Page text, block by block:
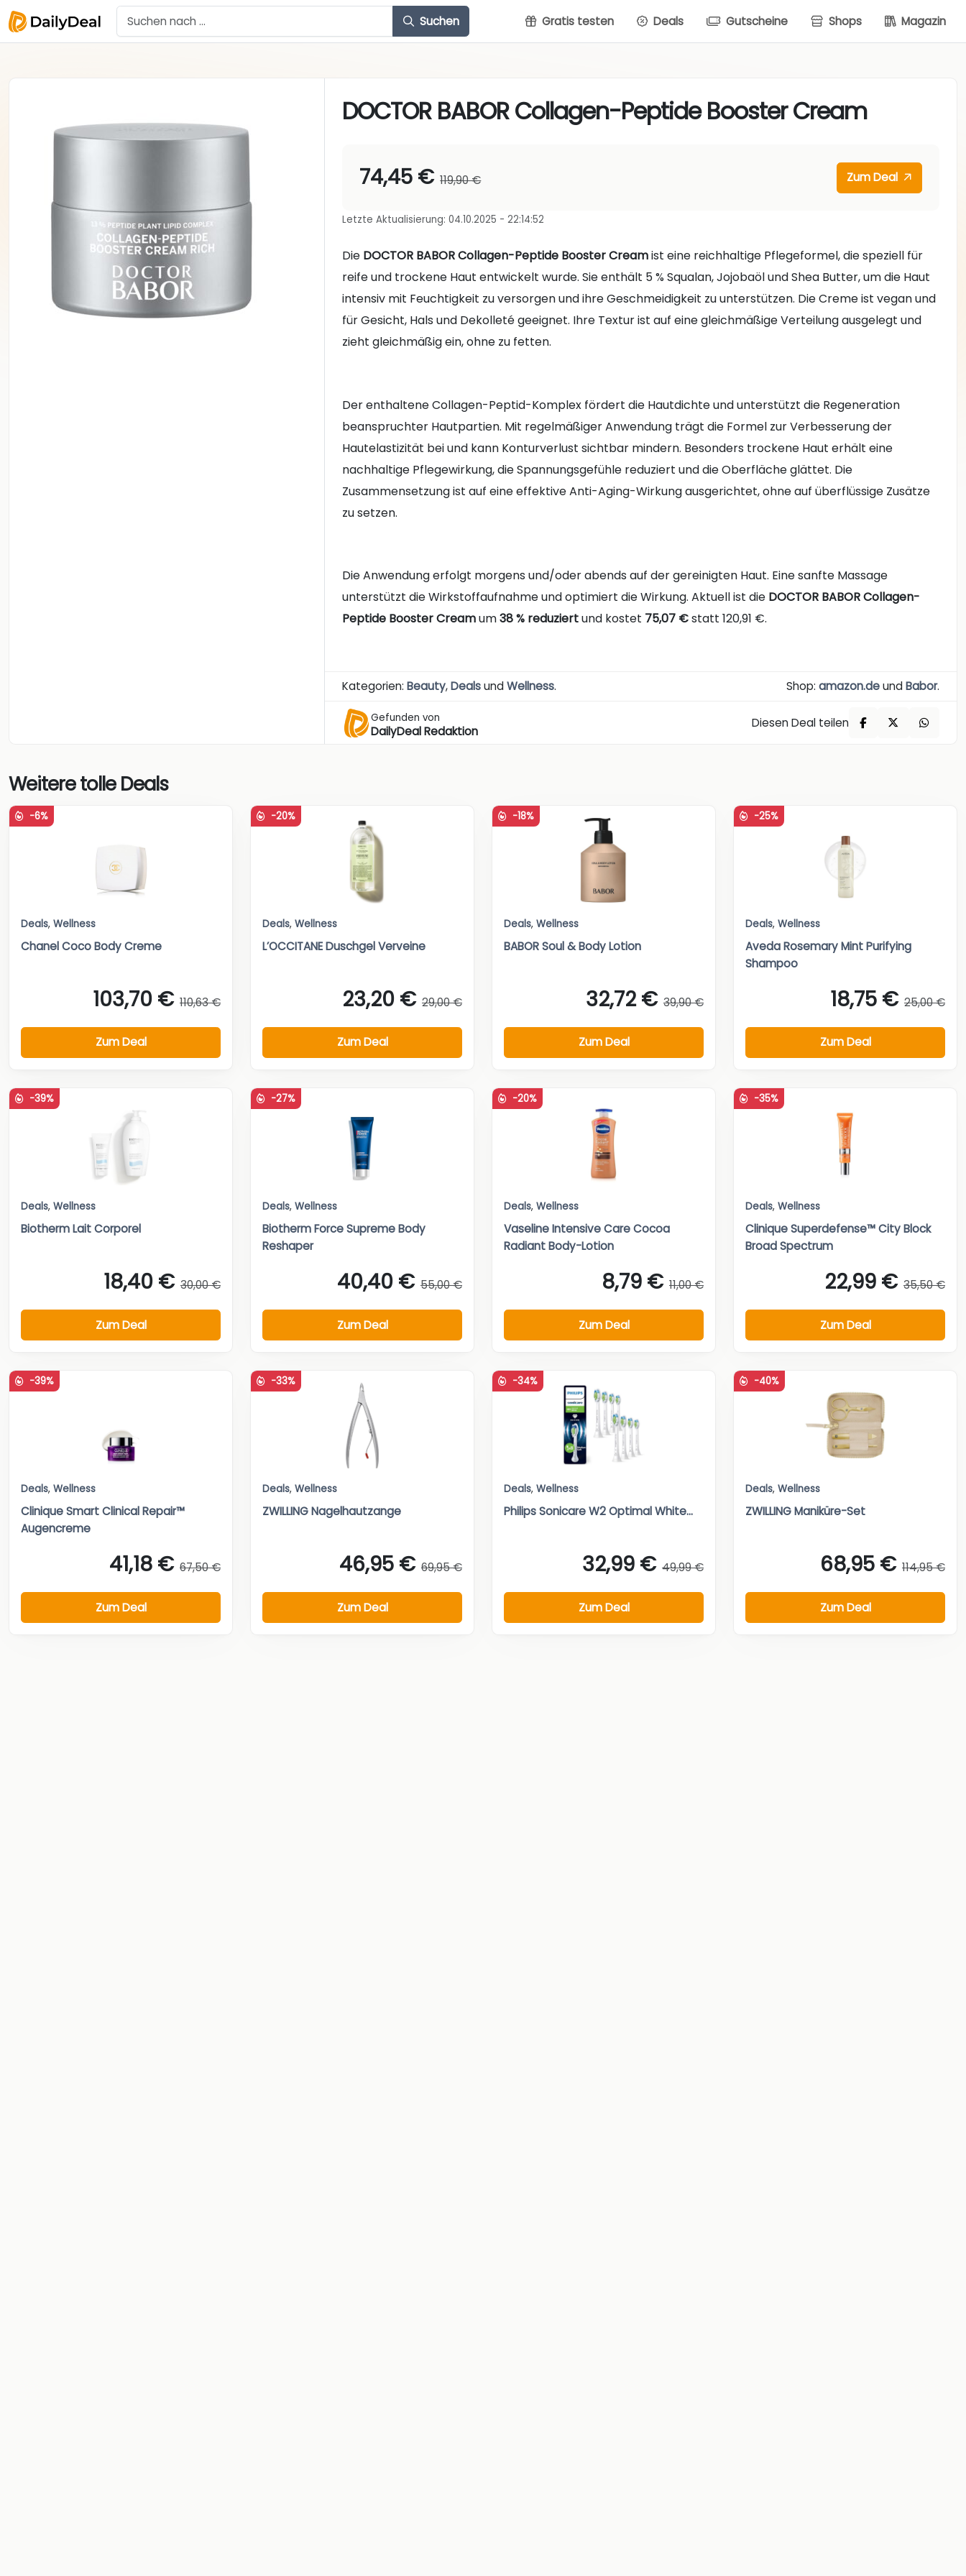
Suchen Gratis testen Deals Gutscheine Shops Magazin
DOCTOR BABOR Collagen-Peptide Booster Cream
74,45 € 119,90 € Zum Deal
Letzte Aktualisierung: 04.10.2025 - 22:14:52
Die DOCTOR BABOR Collagen-Peptide Booster Creamist eine reichhaltige Pflegeformel, die speziell für
reife und trockene Haut entwickelt wurde. Sie enthält 5 % Squalan, Jojobaöl und Shea Butter, um die Haut
intensiv mit Feuchtigkeit zu versorgen und ihre Geschmeidigkeit zu unterstützen. Die Creme ist vegan und
für Gesicht, Hals und Dekolleté geeignet. Ihre Textur ist auf eine gleichmäßige Verteilung ausgelegt und
zieht gleichmäßig ein, ohne zu fetten.
Der enthaltene Collagen-Peptid-Komplex fördert die Hautdichte und unterstützt die Regeneration
beanspruchter Hautpartien. Mit regelmäßiger Anwendung trägt die Formel zur Verbesserung der
Hautelastizität bei und kann Konturverlust sichtbar mindern. Besonders trockene Haut erhält eine
nachhaltige Pflegewirkung, die Spannungsgefühle reduziert und die Oberfläche glättet. Die
Zusammensetzung ist auf eine effektive Anti-Aging-Wirkung ausgerichtet, ohne auf überflüssige Zusätze
zu setzen.
Die Anwendung erfolgt morgens und/oder abends auf der gereinigten Haut. Eine sanfte Massage
unterstützt die Wirkstoffaufnahme und optimiert die Wirkung. Aktuell ist die DOCTOR BABOR Collagen-
Peptide Booster Creamum38 % reduziertund kostet 75,07 €statt 120,91 €.
Kategorien:Beauty,DealsundWellness. Shop: amazon.deundBabor.
Gefunden von
DailyDeal Redaktion
Diesen Deal teilen
Weitere tolle Deals
-6%
Deals, Wellness
Chanel Coco Body Creme
103,70 € 110,63 €
Zum Deal
-20%
Deals, Wellness
L’OCCITANE Duschgel Verveine
23,20 € 29,00 €
Zum Deal
-18%
Deals, Wellness
BABOR Soul & Body Lotion
32,72 € 39,90 €
Zum Deal
-25%
Deals, Wellness
Aveda Rosemary Mint Purifying
Shampoo
18,75 € 25,00 €
Zum Deal
-39%
Deals, Wellness
Biotherm Lait Corporel
18,40 € 30,00 €
Zum Deal
-27%
Deals, Wellness
Biotherm Force Supreme Body
Reshaper
40,40 € 55,00 €
Zum Deal
-20%
Deals, Wellness
Vaseline Intensive Care Cocoa
Radiant Body-Lotion
8,79 € 11,00 €
Zum Deal
-35%
Deals, Wellness
Clinique Superdefense™ City Block
Broad Spectrum
22,99 € 35,50 €
Zum Deal
-39%
Deals, Wellness
Clinique Smart Clinical Repair™
Augencreme
41,18 € 67,50 €
Zum Deal
-33%
Deals, Wellness
ZWILLING Nagelhautzange
46,95 € 69,95 €
Zum Deal
-34%
Deals, Wellness
Philips Sonicare W2 Optimal White...
32,99 € 49,99 €
Zum Deal
-40%
Deals, Wellness
ZWILLING Maniküre-Set
68,95 € 114,95 €
Zum Deal